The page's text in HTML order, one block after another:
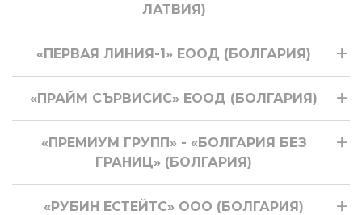
ЛАТВИЯ)
«ПЕРВАЯ ЛИНИЯ-1» ЕООД (БОЛГАРИЯ)
«ПРАЙМ СЪРВИСИС» ЕООД (БОЛГАРИЯ)
«ПРЕМИУМ ГРУПП» - «БОЛГАРИЯ БЕЗ
ГРАНИЦ» (БОЛГАРИЯ)
«РУБИН ЕСТЕЙТС» ООО (БОЛГАРИЯ)